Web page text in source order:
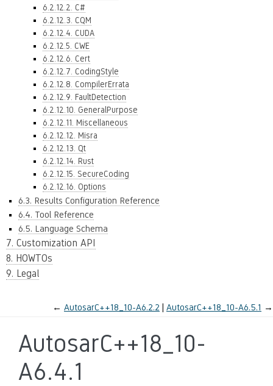
6.2.12.2. C#
6.2.12.3. CQM
6.2.12.4. CUDA
6.2.12.5. CWE
6.2.12.6. Cert
6.2.12.7. CodingStyle
6.2.12.8. CompilerErrata
6.2.12.9. FaultDetection
6.2.12.10. GeneralPurpose
6.2.12.11. Miscellaneous
6.2.12.12. Misra
6.2.12.13. Qt
6.2.12.14. Rust
6.2.12.15. SecureCoding
6.2.12.16. Options
6.3. Results Configuration Reference
6.4. Tool Reference
6.5. Language Schema
7. Customization API
8. HOWTOs
9. Legal
← AutosarC++18_10-A6.2.2 AutosarC++18_10-A6.5.1 →
AutosarC++18_10-
A6.4.1